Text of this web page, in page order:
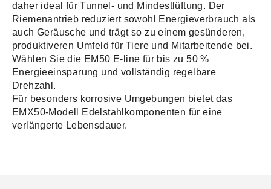
daher ideal für Tunnel- und Mindestlüftung. Der
Riemenantrieb reduziert sowohl Energieverbrauch als
auch Geräusche und trägt so zu einem gesünderen,
produktiveren Umfeld für Tiere und Mitarbeitende bei.
Wählen Sie die EM50 E-line für bis zu 50 %
Energieeinsparung und vollständig regelbare
Drehzahl.
Für besonders korrosive Umgebungen bietet das
EMX50-Modell Edelstahlkomponenten für eine
verlängerte Lebensdauer.